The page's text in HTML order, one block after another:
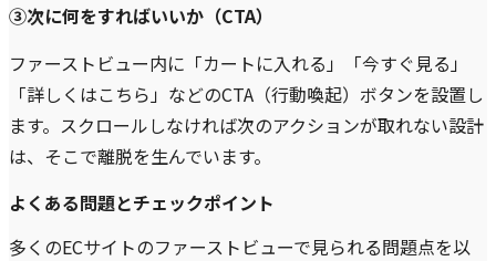
③次に何をすればいいか（CTA）
ファーストビュー内に「カートに入れる」「今すぐ見る」
「詳しくはこちら」などのCTA（行動喚起）ボタンを設置し
ます。スクロールしなければ次のアクションが取れない設計
は、そこで離脱を生んでいます。
よくある問題とチェックポイント
多くのECサイトのファーストビューで見られる問題点を以